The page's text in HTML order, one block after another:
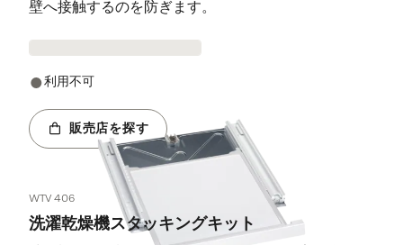
壁へ接触するのを防ぎます。
利用不可
販売店を探す
WTV 406
洗濯乾燥機スタッキングキット